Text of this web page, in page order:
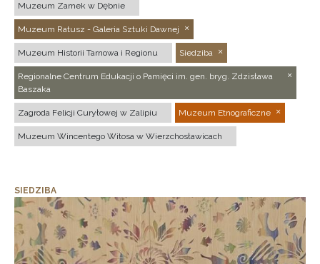
Muzeum Zamek w Dębnie
Muzeum Ratusz - Galeria Sztuki Dawnej
Muzeum Historii Tarnowa i Regionu Siedziba
Regionalne Centrum Edukacji o Pamięci im. gen. bryg. Zdzisława
Baszaka
Zagroda Felicji Curyłowej w Zalipiu Muzeum Etnograficzne
Muzeum Wincentego Witosa w Wierzchosławicach
SIEDZIBA